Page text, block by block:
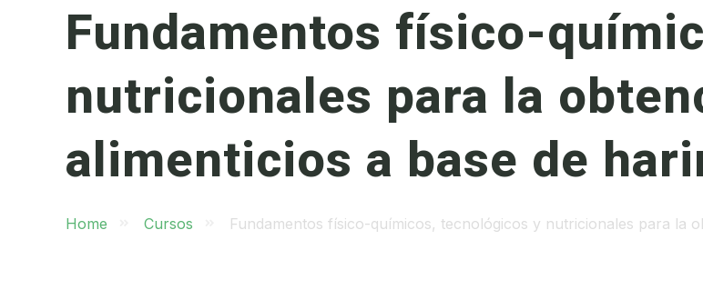
Fundamentos físico-
nutricionales para la
alimenticios a base de
Home Cursos Fundamentos físico-químicos, tecnológicos y nutricionales para la